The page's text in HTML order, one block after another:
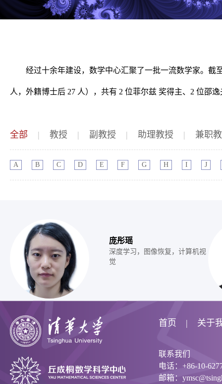
经过十余年建设，数学中心汇聚了一批一流数学家。截
人，外籍博士后 27 人），共有 2 位菲尔兹 奖得主、2 位邵
全部 | 教授 | 副教授 | 助理教授 | 兼职
A B C D E F G H I J
庞彤瑶
深度学习，图像恢复，计算机视
觉
首页 关于
联系我们
电话：+86-10-
邮箱：